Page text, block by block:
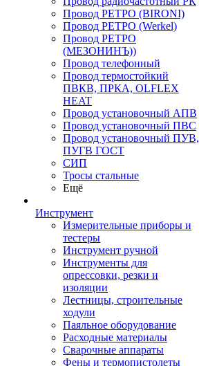
Провод РЕТРО (BIRONI)
Провод РЕТРО (Werkel)
Провод РЕТРО
(МЕЗОНИНЪ))
Провод телефонный
Провод термостойкий
ПВКВ, ПРКА, OLFLEX
HEAT
Провод установочный АПВ
Провод установочный ПВС
Провод установочный ПУВ,
ПУГВ ГОСТ
СИП
Тросы стальные
Ещё
Инструмент
Измерительные приборы и
тестеры
Инструмент ручной
Инструменты для
опрессовки, резки и
изоляции
Лестницы, строительные
ходули
Паяльное оборудование
Расходные материалы
Сварочные аппараты
Фены и термопистолеты